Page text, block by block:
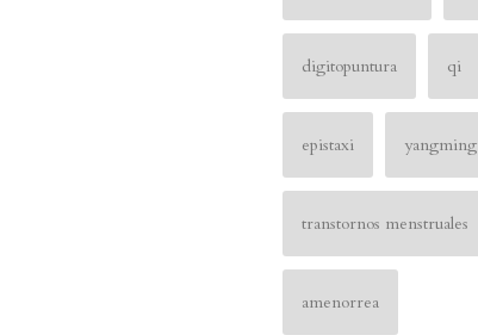
digitopuntura qi
epistaxi yangming
transtornos menstruales
amenorrea